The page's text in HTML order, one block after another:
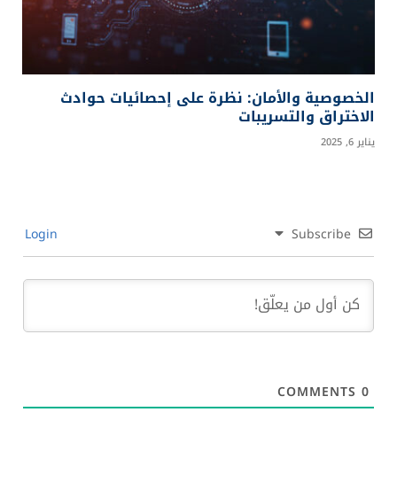
الخصوصية والأمان: نظرة على إحصائيات حوادث
الاختراق والتسريبات
يناير 6, 2025
Subscribe
0